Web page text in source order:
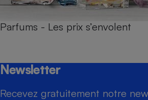
Parfums - Les prix s’envolent
Newsletter
Recevez gratuitement notre